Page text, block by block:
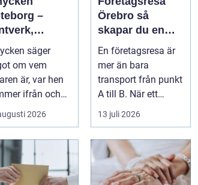
–
och
säger
om vem
är, var hen
ifrån och
som &...2026
Örebro så
skapar du en
effektiv och
minnesvärd resa
En företagsresa är
mer än bara
transport från punkt
A till B. När ett
företag planerar en
resa för m...
13 juli 2026